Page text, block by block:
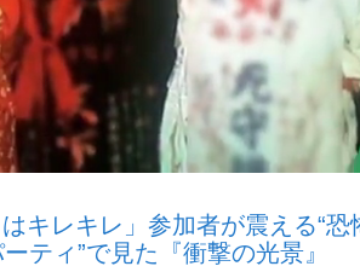
渋谷で飲み会、JIN→伊豆の...
はキレキレ」参加者が震える“
ティ”で見た『衝撃の光景』